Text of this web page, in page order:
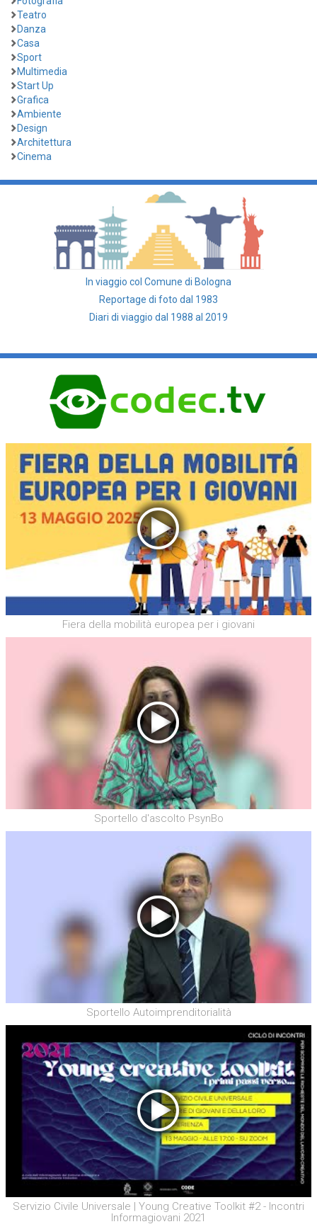
Teatro
Danza
Casa
Sport
Multimedia
Start Up
Grafica
Ambiente
Design
Architettura
Cinema
In viaggio col Comune di Bologna
Reportage di foto dal 1983
Diari di viaggio dal 1988 al 2019
Fiera della mobilità europea per i giovani
Sportello d'ascolto PsynBo
Sportello Autoimprenditorialità
Servizio Civile Universale | Young Creative Toolkit #2 - Incontri
Informagiovani 2021